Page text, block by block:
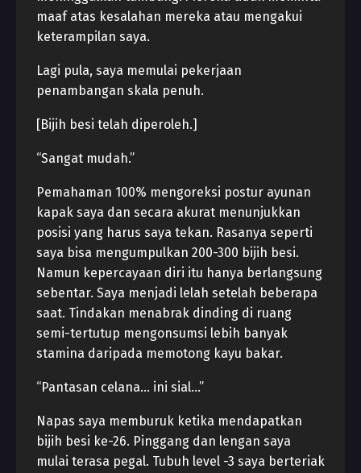
maaf atas kesalahan mereka atau mengakui
keterampilan saya.
Lagi pula, saya memulai pekerjaan
penambangan skala penuh.
[Bijih besi telah diperoleh.]
“Sangat mudah.”
Pemahaman 100% mengoreksi postur ayunan
kapak saya dan secara akurat menunjukkan
posisi yang harus saya tekan. Rasanya seperti
saya bisa mengumpulkan 200-300 bijih besi.
Namun kepercayaan diri itu hanya berlangsung
sebentar. Saya menjadi lelah setelah beberapa
saat. Tindakan menabrak dinding di ruang
semi-tertutup mengonsumsi lebih banyak
stamina daripada memotong kayu bakar.
“Pantasan celana… ini sial…”
Napas saya memburuk ketika mendapatkan
bijih besi ke-26. Pinggang dan lengan saya
mulai terasa pegal. Tubuh level -3 saya berteriak